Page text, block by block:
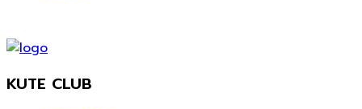
KUTE CLUB